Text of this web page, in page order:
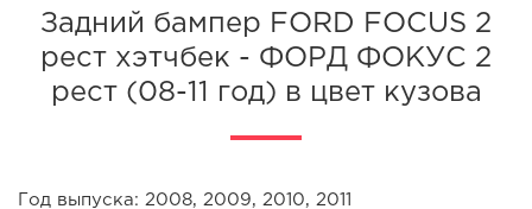
Задний бампер FORD FOCUS 2
рест хэтчбек - ФОРД ФОКУС 2
рест (08-11 год) в цвет кузова
Год выпуска: 2008, 2009, 2010, 2011